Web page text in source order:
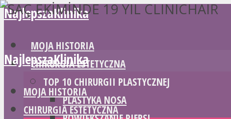
NajlepszaKlinika
MOJA HISTORIA
CHIRURGIA ESTETYCZNA
TOP 10 CHIRURGII PLASTYCZNEJ
PLASTYKA NOSA
NajlepszaKlinika
MOJA HISTORIA
CHIRURGIA ESTETYCZNA